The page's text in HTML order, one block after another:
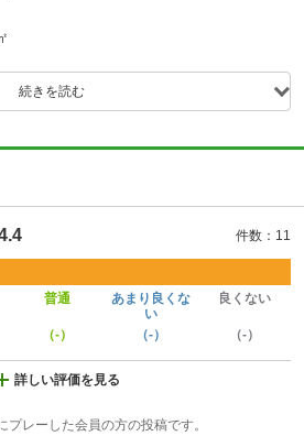
続きを読む
件数：11
普通
あまり良くな
い
良くない
（-） （-） （-）
詳しい評価を見る
レーした会員の方の投稿です。